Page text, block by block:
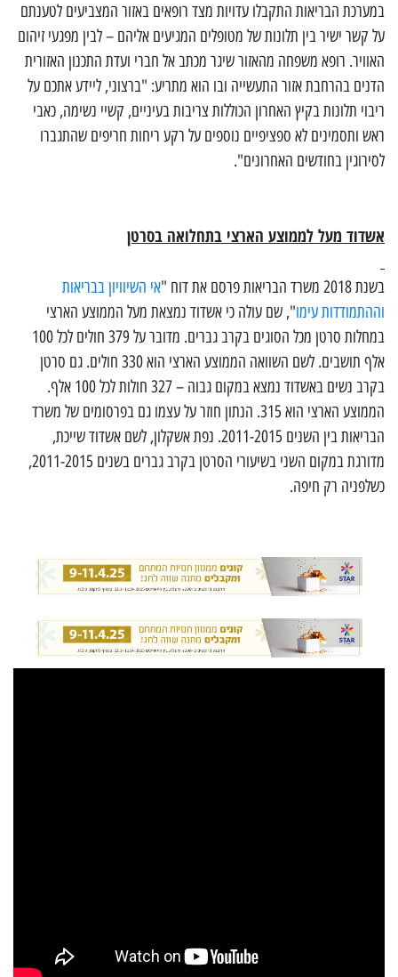
במערכת הבריאות התקבלו עדויות מצד רופאים באזור המצביעים לטענתם
על קשר ישיר בין תלונות של מטופלים המגיעים אליהם – לבין מפגעי זיהום
האוויר. רופא משפחה מהאזור שיגר מכתב אל חברי ועדת התכנון האזורית
הדנים בהרחבת אזור התעשייה ובו הוא מתריע: "ברצוני, ליידע אתכם על
ריבוי תלונות בקיץ האחרון הכוללות צריבות בעיניים, קשיי נשימה, כאבי
ראש ותסמינים לא ספציפיים נוספים על רקע ריחות חריפים שהתגברו
לסירוגין בחודשים האחרונים".
אשדוד מעל לממוצע הארצי בתחלואה בסרטן
בשנת 2018 משרד הבריאות פרסם את דוח "
אי השיוויון בבריאות
וההתמודדות עימו", שם עולה כי אשדוד נמצאת מעל הממוצע הארצי
במחלות סרטן מכל הסוגים בקרב גברים. מדובר על 379 חולים לכל 100
אלף תושבים. לשם השוואה הממוצע הארצי הוא 330 חולים. גם סרטן
בקרב נשים באשדוד נמצא במקום גבוה – 327 חולות לכל 100 אלף.
הממוצע הארצי הוא 315. הנתון חוזר על עצמו גם בפרסומים של משרד
הבריאות בין השנים 2011-2015. נפת אשקלון, לשם אשדוד שייכת,
מדורגת במקום השני בשיעורי הסרטן בקרב גברים בשנים 2011-2015,
כשלפניה רק חיפה.